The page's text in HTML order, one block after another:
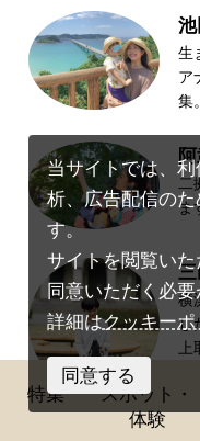
池
生
ア
集
二
ま
横
し
上
特集
スポット・
体験
当サイトでは、
析、広告配信のた
す。
サイトを閲覧い
同意いただく必
詳細はクッキーポ
同意する